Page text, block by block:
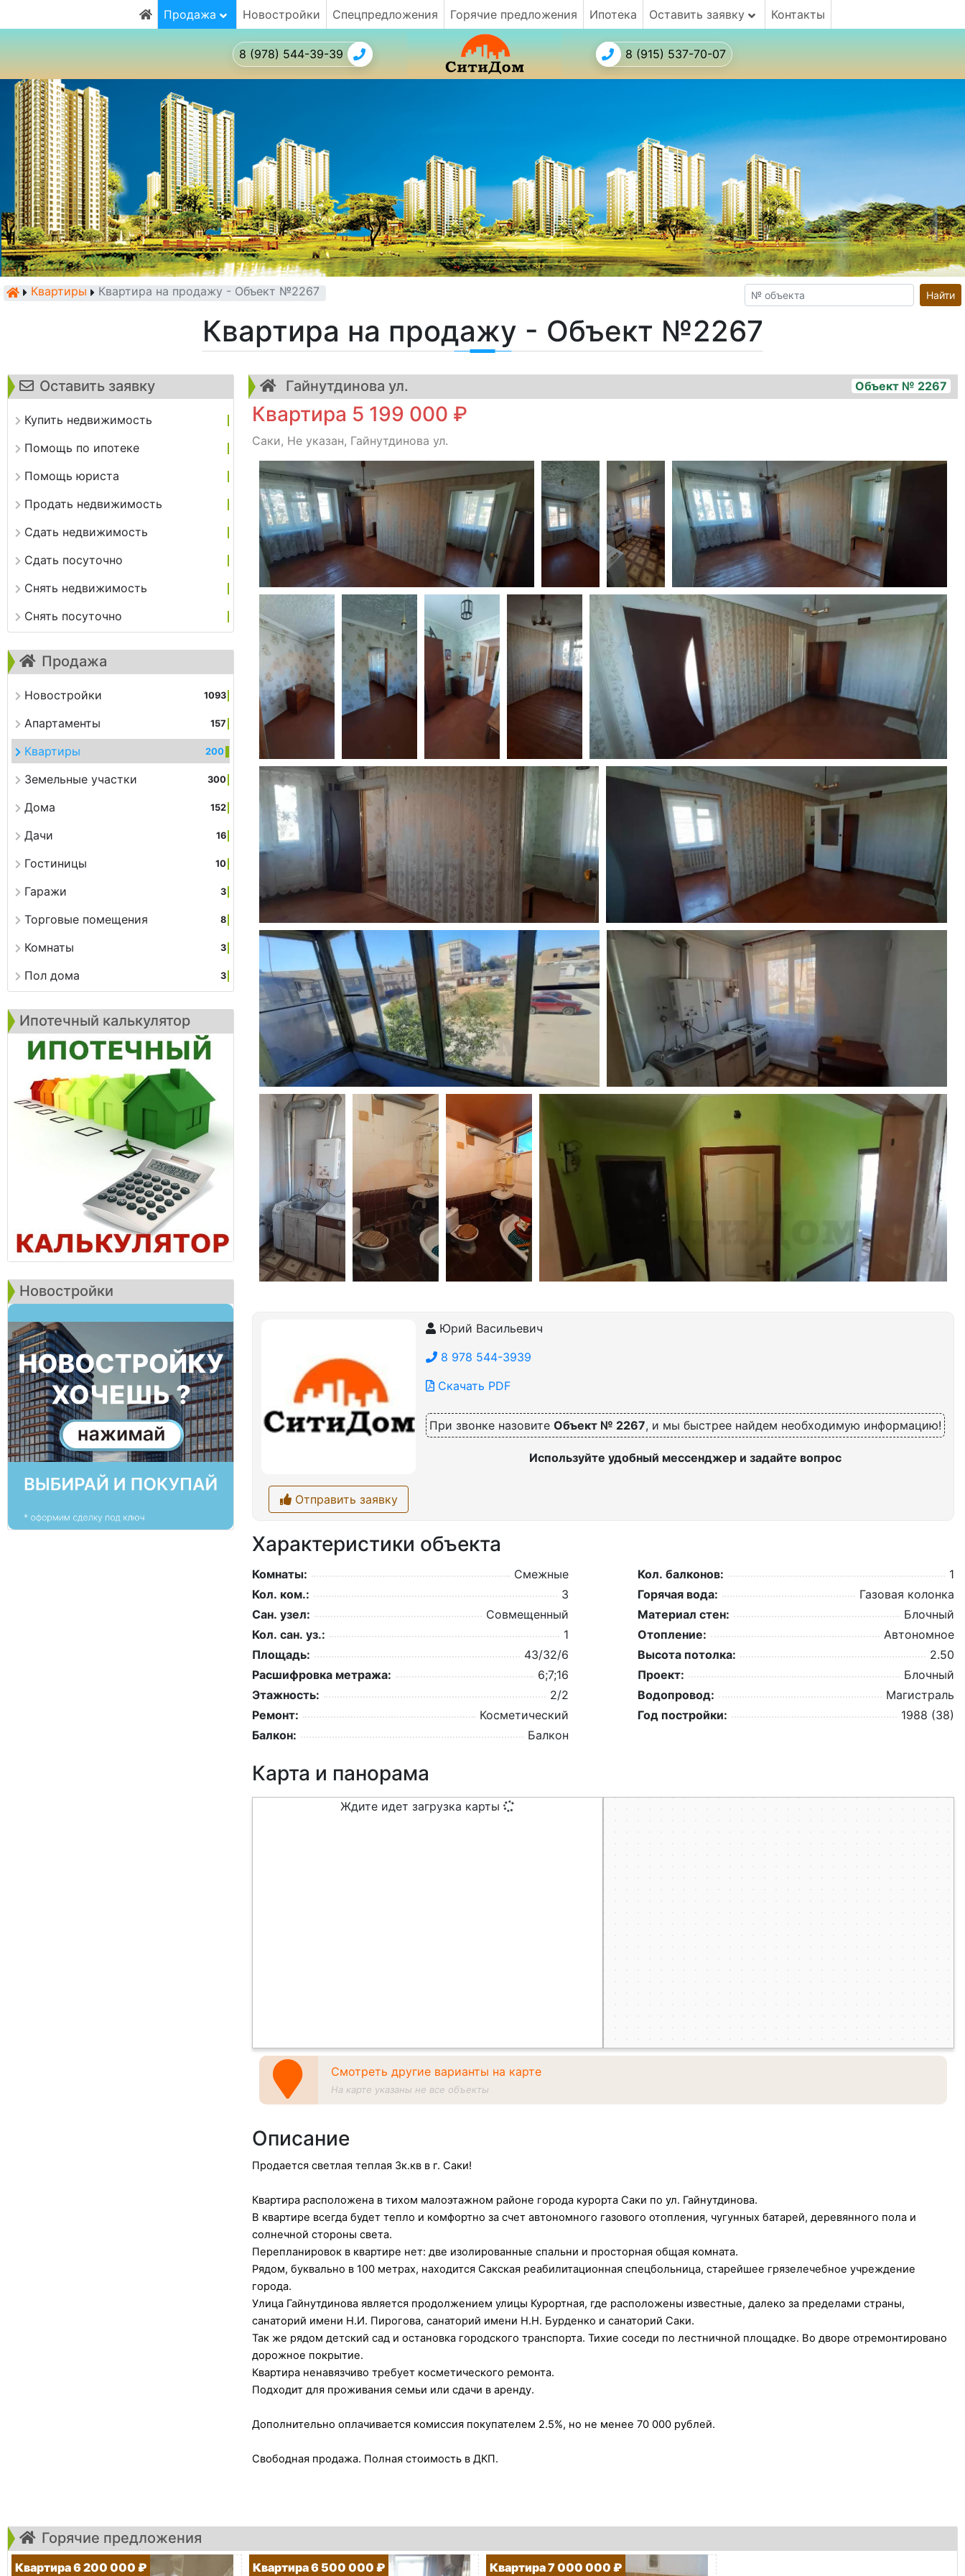
Продажа Новостройки Спецпредложения Горячие предложения Ипотека Оставить заявку Контакты
8 (978) 544-39-39 8 (915) 537-70-07
Квартиры Квартира на продажу - Объект №2267 Найти
Квартира на продажу - Объект №2267
Оставить заявку
Купить недвижимость
Помощь по ипотеке
Помощь юриста
Продать недвижимость
Сдать недвижимость
Сдать посуточно
Снять недвижимость
Снять посуточно
Продажа
Новостройки 1093
Апартаменты 157
Квартиры 200
Земельные участки 300
Дома 152
Дачи 16
Гостиницы 10
Гаражи 3
Торговые помещения 8
Комнаты 3
Пол дома 3
Ипотечный калькулятор
Новостройки
Гайнутдинова ул. Объект № 2267
Квартира 5 199 000 ₽
Саки, Не указан, Гайнутдинова ул.
Отправить заявку
Юрий Васильевич
8 978 544-3939
Скачать PDF
При звонке назовите Объект № 2267, и мы быстрее найдем необходимую информацию!
Используйте удобный мессенджер и задайте вопрос
Характеристики объекта
Комнаты:
Смежные
Кол. ком.:
3
Сан. узел:
Совмещенный
Кол. сан. уз.:
1
Площадь:
43/32/6
Расшифровка метража:
6;7;16
Этажность:
2/2
Ремонт:
Косметический
Балкон:
Балкон
Кол. балконов:
1
Горячая вода:
Газовая колонка
Материал стен:
Блочный
Отопление:
Автономное
Высота потолка:
2.50
Проект:
Блочный
Водопровод:
Магистраль
Год постройки:
1988 (38)
Карта и панорама
Ждите идет загрузка карты
Смотреть другие варианты на карте
На карте указаны не все объекты
Описание
Продается светлая теплая 3к.кв в г. Саки!
Квартира расположена в тихом малоэтажном районе города курорта Саки по ул. Гайнутдинова.
В квартире всегда будет тепло и комфортно за счет автономного газового отопления, чугунных батарей, деревянного пола и
солнечной стороны света.
Перепланировок в квартире нет: две изолированные спальни и просторная общая комната.
Рядом, буквально в 100 метрах, находится Сакская реабилитационная спецбольница, старейшее грязелечебное учреждение
города.
Улица Гайнутдинова является продолжением улицы Курортная, где расположены известные, далеко за пределами страны,
санаторий имени Н.И. Пирогова, санаторий имени Н.Н. Бурденко и санаторий Саки.
Так же рядом детский сад и остановка городского транспорта. Тихие соседи по лестничной площадке. Во дворе отремонтировано
дорожное покрытие.
Квартира ненавязчиво требует косметического ремонта.
Подходит для проживания семьи или сдачи в аренду.
Дополнительно оплачивается комиссия покупателем 2.5%, но не менее 70 000 рублей.
Свободная продажа. Полная стоимость в ДКП.
Горячие предложения
Квартира 6 200 000 ₽ Квартира 6 500 000 ₽ Квартира 7 000 000 ₽